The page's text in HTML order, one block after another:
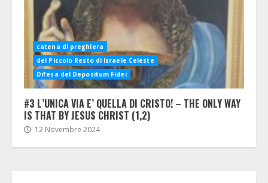
catena di preghiera
del Piccolo Resto di Israele Celeste
Difesa del Depositum Fidei
#3 L’UNICA VIA E’ QUELLA DI CRISTO! – THE ONLY WAY
IS THAT BY JESUS CHRIST (1,2)
12 Novembre 2024